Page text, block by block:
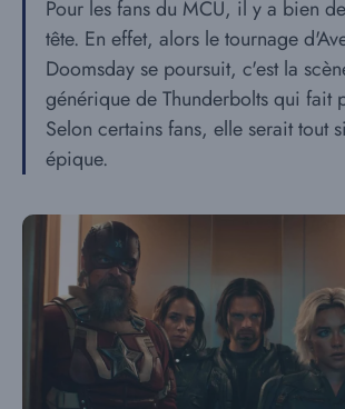
Pour les fans du MCU, il y a bien
tête. En effet, alors le tournage
Doomsday se poursuit, c'est la
générique de Thunderbolts qui fait
Selon certains fans, elle serait tout
épique.